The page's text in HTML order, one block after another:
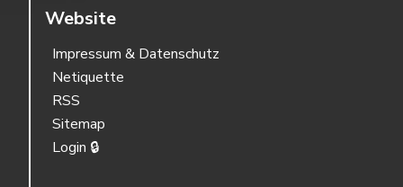
Website
Impressum & Datenschutz
Netiquette
RSS
Sitemap
Login 🔒